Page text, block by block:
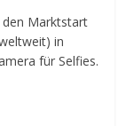
den Marktstart
in
für Selfies.